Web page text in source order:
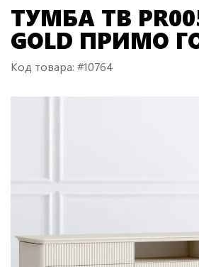
ТУМБА ТВ
GOLD ПРИМО
Код товара: #10764